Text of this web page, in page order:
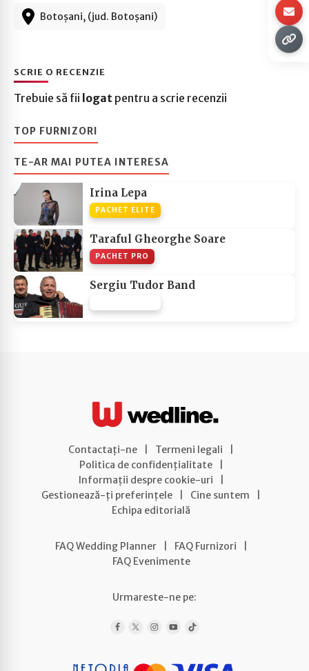
Botoșani, (jud. Botoșani)
SCRIE O RECENZIE
Trebuie să fii logat pentru a scrie recenzii
TOP FURNIZORI
TE-AR MAI PUTEA INTERESA
Irina Lepa
PACHET ELITE
Taraful Gheorghe Soare
PACHET PRO
Sergiu Tudor Band
Contactați-ne Termeni legali
Politica de confidențialitate
Informații despre cookie-uri
Gestionează-ți preferințele
Cine suntem
Echipa editorială
FAQ Wedding Planner FAQ Furnizori
FAQ Evenimente
Urmareste-ne pe: